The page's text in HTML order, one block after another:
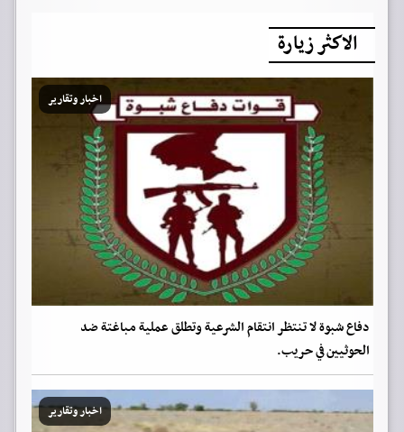
الاكثر زيارة
اخبار وتقارير
دفاع شبوة لا تنتظر انتقام الشرعية وتطلق عملية مباغتة ضد
الحوثيين في حريب.
اخبار وتقارير